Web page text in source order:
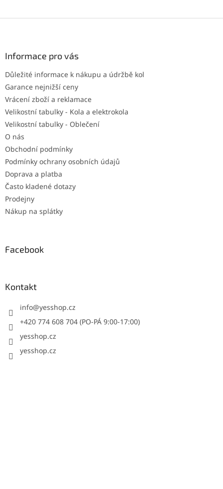
Informace pro vás
Důležité informace k nákupu a údržbě kol
Garance nejnižší ceny
Vrácení zboží a reklamace
Velikostní tabulky - Kola a elektrokola
Velikostní tabulky - Oblečení
O nás
Obchodní podmínky
Podmínky ochrany osobních údajů
Doprava a platba
Často kladené dotazy
Prodejny
Nákup na splátky
Facebook
Kontakt
info@yesshop.cz
+420 774 608 704 (PO-PÁ 9:00-17:00)
yesshop.cz
yesshop.cz